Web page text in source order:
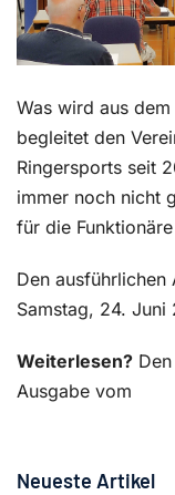
Was wird aus
begleitet den
Ringersports seit
immer noch nicht
für die
Den ausführlichen
Samstag, 24. Juni
Weiterlesen?
Ausgabe vom
Neueste Artikel